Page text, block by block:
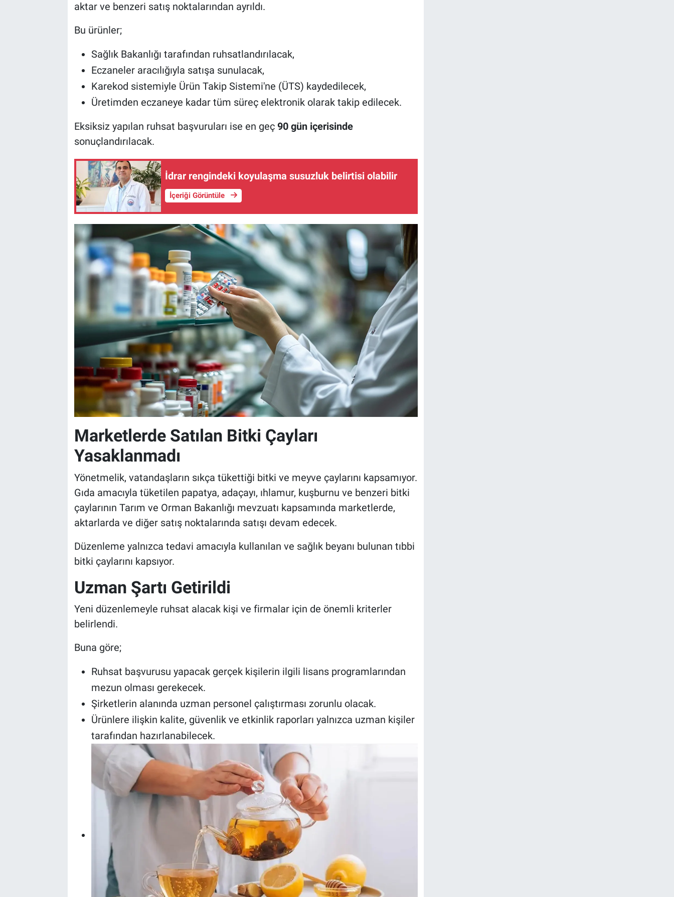
aktar ve benzeri satış noktalarından ayrıldı.
Bu ürünler;
Sağlık Bakanlığı tarafından ruhsatlandırılacak,
Eczaneler aracılığıyla satışa sunulacak,
Karekod sistemiyle Ürün Takip Sistemi'ne (ÜTS) kaydedilecek,
Üretimden eczaneye kadar tüm süreç elektronik olarak takip edilecek.
Eksiksiz yapılan ruhsat başvuruları ise en geç 90 gün içerisinde
sonuçlandırılacak.
İdrar rengindeki koyulaşma susuzluk belirtisi olabilir
İçeriği Görüntüle
Marketlerde Satılan Bitki Çayları
Yasaklanmadı
Yönetmelik, vatandaşların sıkça tükettiği bitki ve meyve çaylarını kapsamıyor.
Gıda amacıyla tüketilen papatya, adaçayı, ıhlamur, kuşburnu ve benzeri bitki
çaylarının Tarım ve Orman Bakanlığı mevzuatı kapsamında marketlerde,
aktarlarda ve diğer satış noktalarında satışı devam edecek.
Düzenleme yalnızca tedavi amacıyla kullanılan ve sağlık beyanı bulunan tıbbi
bitki çaylarını kapsıyor.
Uzman Şartı Getirildi
Yeni düzenlemeyle ruhsat alacak kişi ve firmalar için de önemli kriterler
belirlendi.
Buna göre;
Ruhsat başvurusu yapacak gerçek kişilerin ilgili lisans programlarından
mezun olması gerekecek.
Şirketlerin alanında uzman personel çalıştırması zorunlu olacak.
Ürünlere ilişkin kalite, güvenlik ve etkinlik raporları yalnızca uzman kişiler
tarafından hazırlanabilecek.